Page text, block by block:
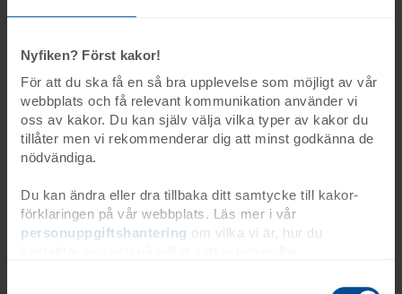
Nyfiken? Först kakor!
För att du ska få en så bra upplevelse som möjligt av vår
webbplats och få relevant kommunikation använder vi
oss av kakor. Du kan själv välja vilka typer av kakor du
tillåter men vi rekommenderar dig att minst godkänna de
nödvändiga.
Du kan ändra eller dra tillbaka ditt samtycke till kakor-
förklaringen på vår webbplats. Läs mer i vår
personuppgiftshantering om vilka vi är, hur du
när du kontaktade oss gällande ditt samtycke. Du kan
25 september 2026
Ågrenska
Ansök
Sista ansökningsdag 31 maj
Kurs
Diagnosspecifik kurs